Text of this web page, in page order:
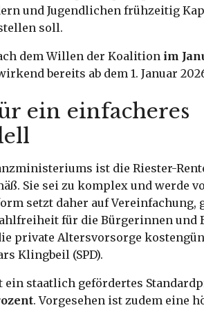
und Jugendlichen frühzeitig
soll.
dem Willen der Koalition im
bereits ab dem 1. Januar
ein einfacheres
ist die Riester-
Sie sei zu komplex und werde
setzt daher auf Vereinfachung,
für die Bürgerinnen und
private Altersvorsorge
Klingbeil (SPD).
ein staatlich gefördertes
. Vorgesehen ist zudem eine